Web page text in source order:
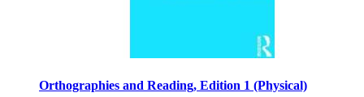
Orthographies and Reading, Edition 1 (Physical)